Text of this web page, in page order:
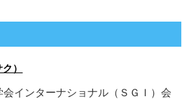
）
インターナショナル（ＳＧＩ）会